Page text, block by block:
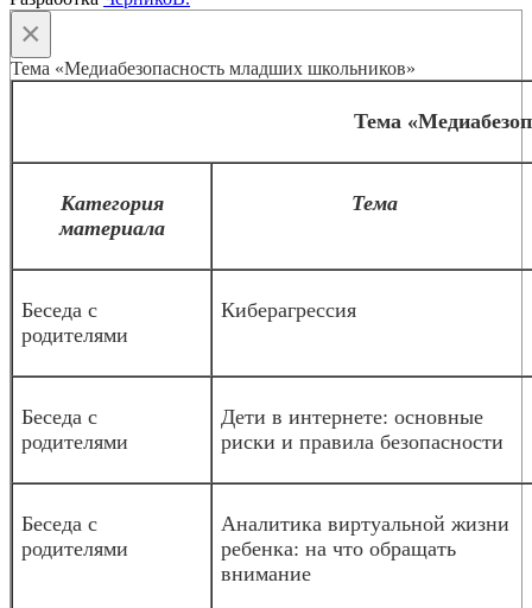
×
Тема «Медиабезопасность младших школьников»
Тема
Категория
материала
Тема
Беседа с
родителями
Киберагрессия
Беседа с
родителями
Дети в интернете: основные
риски и правила безопасности
Беседа с
родителями
Аналитика виртуальной жизни
ребенка: на что обращать
внимание